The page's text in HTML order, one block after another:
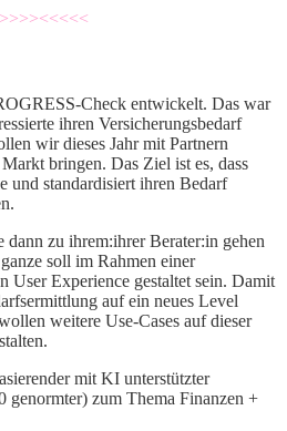
Check entwickelt. Das war
ihren Versicherungsbedarf
wir dieses Jahr mit Partnern
bringen. Das Ziel ist es, dass
und standardisiert ihren Bedarf
zu ihrem:ihrer Berater:in gehen
soll im Rahmen einer
User Experience gestaltet sein. Damit
auf ein neues Level
weitere Use-Cases auf dieser
mit KI unterstützter
genormter) zum Thema Finanzen +